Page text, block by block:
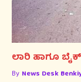
ಲಾರಿ ಹಾಗೂ
By News Desk